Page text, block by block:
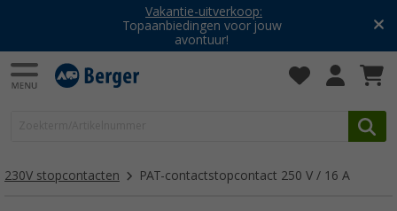
Vakantie-uitverkoop:
Topaanbiedingen voor jouw
avontuur!
230V stopcontacten PAT-contactstopcontact 250 V / 16 A